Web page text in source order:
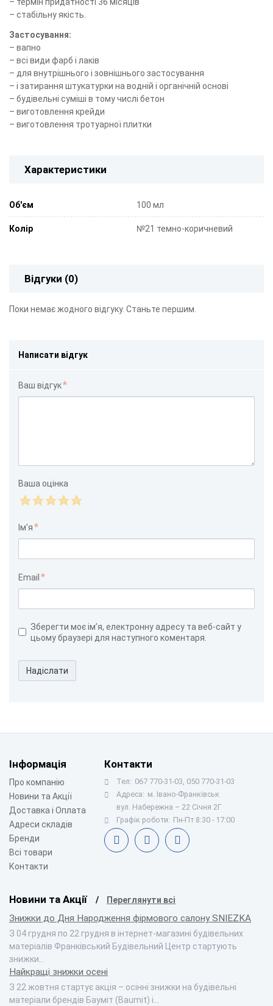
– термін придатності 36 місяців
– стабільну якість.
Застосування:
– вапно
– всі види фарб і лаків
– для внутрішнього і зовнішнього застосування
– і затирання штукатурки на водній і органічній основі
– будівельні суміші в тому числі бетон
– виготовлення крейди
– виготовлення тротуарної плитки
Характеристики
Об'єм 100 мл
Колір №21 темно-коричневий
Відгуки (0)
Поки немає жодного відгуку. Станьте першим.
Написати відгук
Ваш відгук
Ваша оцінка
Ім'я
Email
Зберегти моє ім’я, електронну адресу та веб-сайт у
цьому браузері для наступного коментаря.
Надіслати
Інформація
Про компанію
Новини та Акції
Доставка і Оплата
Адреси складів
Бренди
Всі товари
Контакти
Контакти
Тел: 067 770-31-03, 050 770-31-03
Адреса: м. Івано-Франківськ
вул. Набережна – 22 Січня 2Г
Графік роботи: Пн-Пт 8:30 - 17:00
Новини та Акції Переглянути всі
Знижки до Дня Народження фірмового салону SNIEZKA
З 04 грудня по 22 грудня в інтернет-магазині будівельних
матеріалів Франківський Будівельний Центр стартують
знижки…
Найкращі знижки осені
З 22 жовтня стартує акція – осінні знижки на будівельні
матеріали брендів Бауміт (Baumit) і…